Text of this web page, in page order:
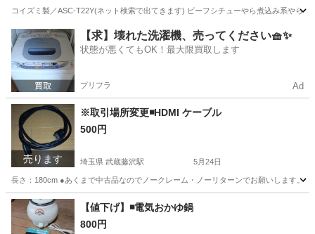
コイズミ製／ASC-T22Y(ネット検索で出てきます) ビーフシチューやら煮込み系やら
東京 清瀬市 清瀬駅 キッチン家電 スロークッカー
【求】壊れた洗濯機、売ってください🧺✨
状態が悪くてもOK！最大限買取します
プリフラ Ad
売ります
※取引場所変更◾HDMI ケーブル
500円
埼玉県 武蔵藤沢駅 5月24日
長さ：180cm ●あくまで中古品なのでノークレーム・ノーリターンでお願いします。
埼玉 狭山市 武蔵藤沢駅 オーディオ
【値下げ】◾電気おかゆ鍋
800円